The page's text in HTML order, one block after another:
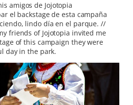
amigos de Jojotopia
el backstage de esta campaña
lindo día en el parque. //
friends of Jojotopia invited me
of this campaign they were
day in the park.